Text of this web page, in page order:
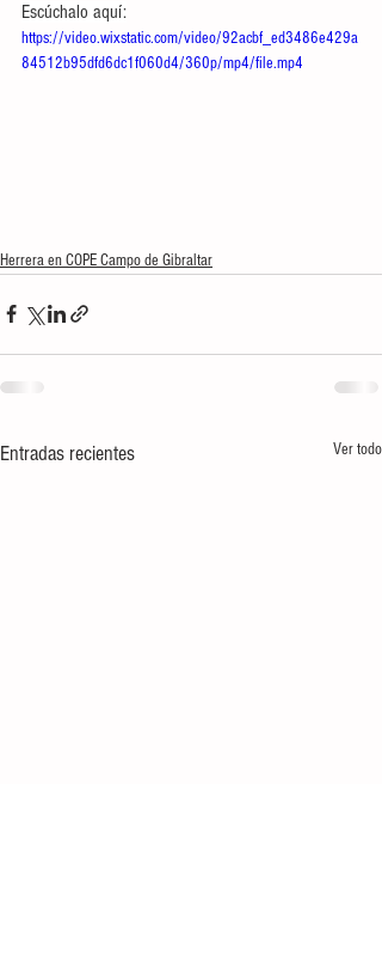
Escúchalo aquí:
https://video.wixstatic.com/video/92acbf_ed3486e429a
84512b95dfd6dc1f060d4/360p/mp4/file.mp4
Herrera en COPE Campo de Gibraltar
Entradas recientes Ver todo